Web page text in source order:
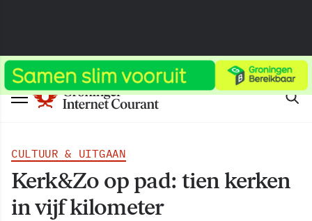
CULTUUR & UITGAAN
Kerk&Zo op pad: tien kerken
in vijf kilometer